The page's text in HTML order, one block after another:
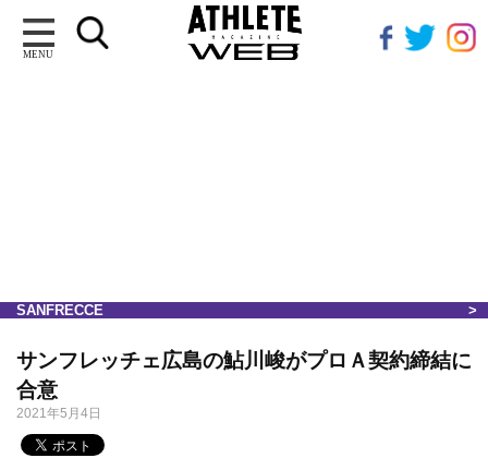
MENU
SANFRECCE
サンフレッチェ広島の鮎川峻がプロＡ契約締結に
合意
2021年5月4日